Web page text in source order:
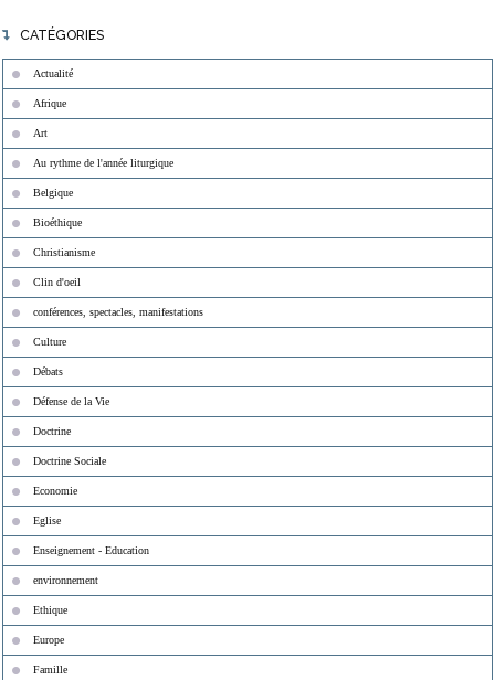
CATÉGORIES
Actualité
Afrique
Art
Au rythme de l'année liturgique
Belgique
Bioéthique
Christianisme
Clin d'oeil
conférences, spectacles, manifestations
Culture
Débats
Défense de la Vie
Doctrine
Doctrine Sociale
Economie
Eglise
Enseignement - Education
environnement
Ethique
Europe
Famille